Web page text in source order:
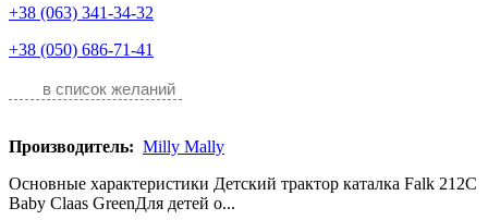
+38 (063) 341-34-32
+38 (050) 686-71-41
в список желаний
Производитель: Milly Mally
Основные характеристики Детский трактор каталка Falk 212C
Baby Claas GreenДля детей о...